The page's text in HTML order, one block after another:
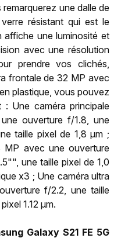
une dalle de
résistant qui est le
affiche une luminosité et
avec une résolution
prendre vos clichés,
frontale de 32 MP avec
plastique, vous pouvez
: Une caméra principale
ouverture f/1.8, une
taille pixel de 1,8 µm ;
avec une ouverture
une taille pixel de 1,0
x3 ; Une caméra ultra
f/2.2, une taille
1.12 µm.
Galaxy S21 FE 5G